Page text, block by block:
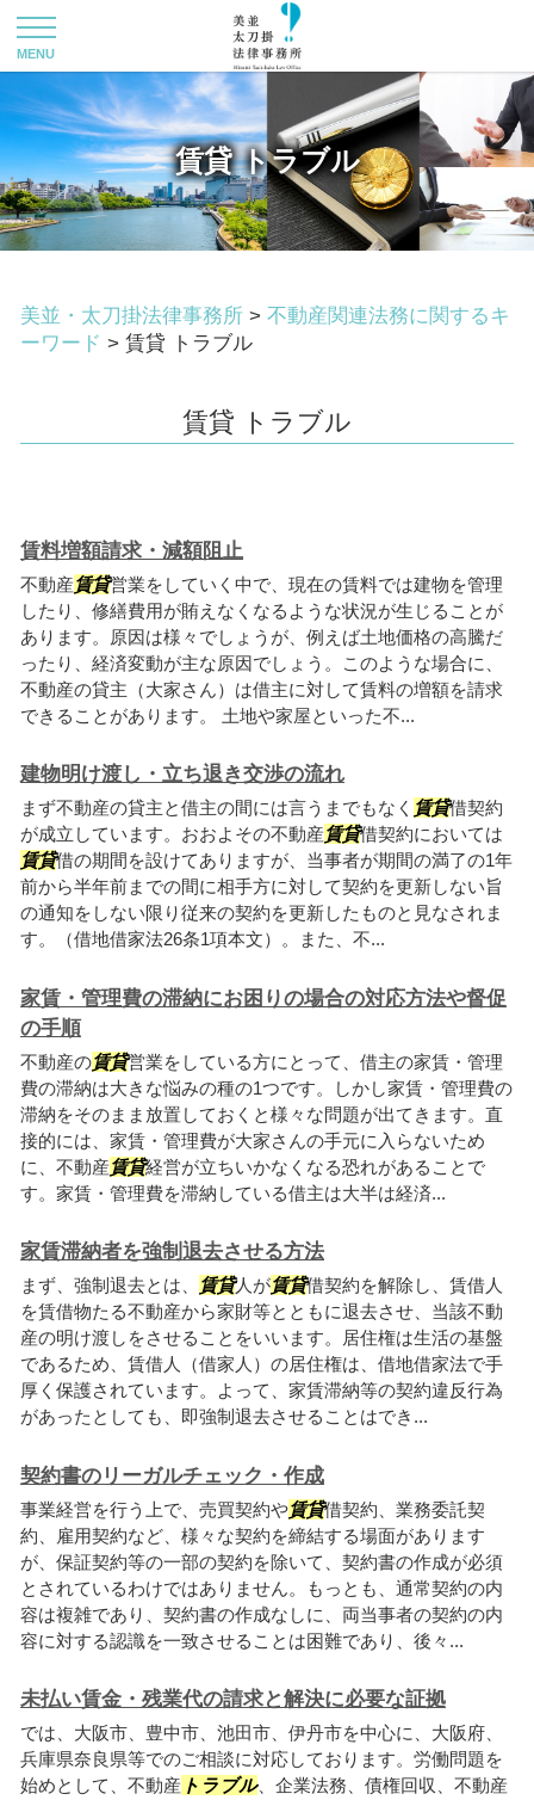
賃貸 トラブル
美並・太刀掛法律事務所 > 不動産関連法務に関するキ
ーワード > 賃貸 トラブル
賃貸 トラブル
賃料増額請求・減額阻止
不動産賃貸営業をしていく中で、現在の賃料では建物を管理
したり、修繕費用が賄えなくなるような状況が生じることが
あります。原因は様々でしょうが、例えば土地価格の高騰だ
ったり、経済変動が主な原因でしょう。このような場合に、
不動産の貸主（大家さん）は借主に対して賃料の増額を請求
できることがあります。 土地や家屋といった不...
建物明け渡し・立ち退き交渉の流れ
まず不動産の貸主と借主の間には言うまでもなく 賃貸借契約
が成立しています。おおよその不動産賃貸借契約においては
賃貸借の期間を設けてありますが、当事者が期間の満了の1年
前から半年前までの間に相手方に対して契約を更新しない旨
の通知をしない限り従来の契約を更新したものと見なされま
す。（借地借家法26条1項本文）。また、不...
家賃・管理費の滞納にお困りの場合の対応方法や督促
の手順
不動産の賃貸営業をしている方にとって、借主の家賃・管理
費の滞納は大きな悩みの種の1つです。しかし家賃・管理費の
滞納をそのまま放置しておくと様々な問題が出てきます。直
接的には、家賃・管理費が大家さんの手元に入らないため
に、不動産賃貸経営が立ちいかなくなる恐れがあることで
す。家賃・管理費を滞納している借主は大半は経済...
家賃滞納者を強制退去させる方法
まず、強制退去とは、 賃貸人が賃貸借契約を解除し、賃借人
を賃借物たる不動産から家財等とともに退去させ、当該不動
産の明け渡しをさせることをいいます。居住権は生活の基盤
であるため、賃借人（借家人）の居住権は、借地借家法で手
厚く保護されています。よって、家賃滞納等の契約違反行為
があったとしても、即強制退去させることはでき...
契約書のリーガルチェック・作成
事業経営を行う上で、売買契約や賃貸借契約、業務委託契
約、雇用契約など、様々な契約を締結する場面があります
が、保証契約等の一部の契約を除いて、契約書の作成が必須
とされているわけではありません。もっとも、通常契約の内
容は複雑であり、契約書の作成なしに、両当事者の契約の内
容に対する認識を一致させることは困難であり、後々...
未払い賃金・残業代の請求と解決に必要な証拠
では、大阪市、豊中市、池田市、伊丹市を中心に、大阪府、
兵庫県奈良県等でのご相談に対応しております。労働問題を
始めとして、不動産 トラブル、企業法務、債権回収、不動産